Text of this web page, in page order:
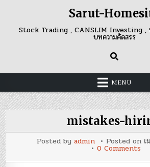
content
Sarut-
Stock Trading , CANSLIM Investing ,
บทความคัดสรร
MENU
mistakes-
Posted by admin Posted on เ
0 Commentson